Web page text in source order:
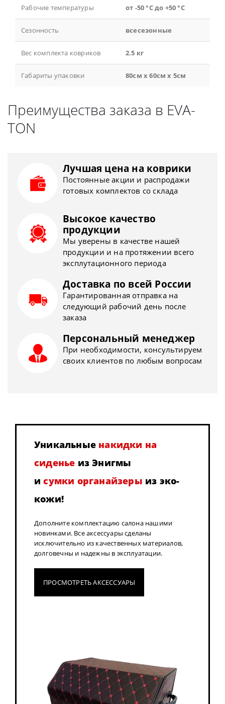
Рабочие температуры от -50 °С до +50 °С
Сезонность всесезонные
Вес комплекта ковриков 2.5 кг
Габариты упаковки 80см x 60см x 5см
Преимущества заказа в EVA-
TON
Лучшая цена на коврики
Постоянные акции и распродажи
готовых комплектов со склада
Высокое качество
продукции
Мы уверены в качестве нашей
продукции и на протяжении всего
эксплутационного периода
Доставка по всей России
Гарантированная отправка на
следующий рабочий день после
заказа
Персональный менеджер
При необходимости, консультируем
своих клиентов по любым вопросам
Уникальные накидки на
сиденье из Энигмы
исумки органайзеры из эко-
кожи!
Дополните комплектацию салона нашими
новинками. Все аксессуары сделаны
исключительно из качественных материалов,
долговечны и надежны в эксплуатации.
ПРОСМОТРЕТЬ АКСЕССУАРЫ